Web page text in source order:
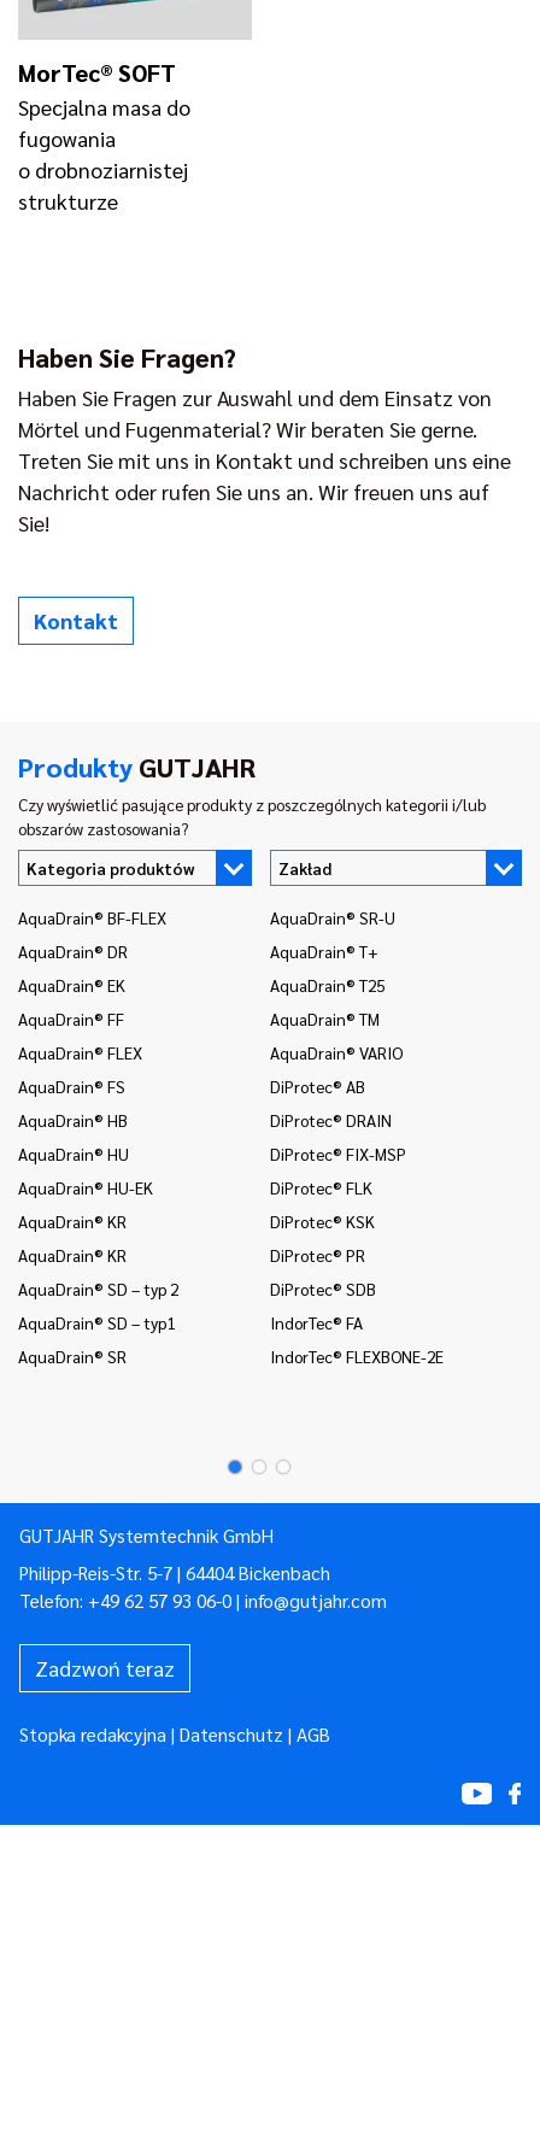
MorTec® SOFT
Specjalna masa do
fugowania
o drobnoziarnistej
strukturze
Haben Sie Fragen?
Haben Sie Fragen zur Auswahl und dem Einsatz von
Mörtel und Fugenmaterial? Wir beraten Sie gerne.
Treten Sie mit uns in Kontakt und schreiben uns eine
Nachricht oder rufen Sie uns an. Wir freuen uns auf
Sie!
Kontakt
Produkty GUTJAHR
Czy wyświetlić pasujące produkty z poszczególnych kategorii i/lub
obszarów zastosowania?
Kategoria produktów
Zakład
AquaDrain® BF-FLEX
AquaDrain® DR
AquaDrain® EK
AquaDrain® FF
AquaDrain® FLEX
AquaDrain® FS
AquaDrain® HB
AquaDrain® HU
AquaDrain® HU-EK
AquaDrain® KR
AquaDrain® KR
AquaDrain® SD – typ 2
AquaDrain® SD – typ1
AquaDrain® SR
AquaDrain® SR-U
AquaDrain® T+
AquaDrain® T25
AquaDrain® TM
AquaDrain® VARIO
DiProtec® AB
DiProtec® DRAIN
DiProtec® FIX-MSP
DiProtec® FLK
DiProtec® KSK
DiProtec® PR
DiProtec® SDB
IndorTec® FA
IndorTec® FLEXBONE-2E
GUTJAHR Systemtechnik GmbH
Philipp-Reis-Str. 5-7 | 64404 Bickenbach
Telefon: +49 62 57 93 06-0 | info@gutjahr.com
Zadzwoń teraz
Stopka redakcyjna | Datenschutz | AGB